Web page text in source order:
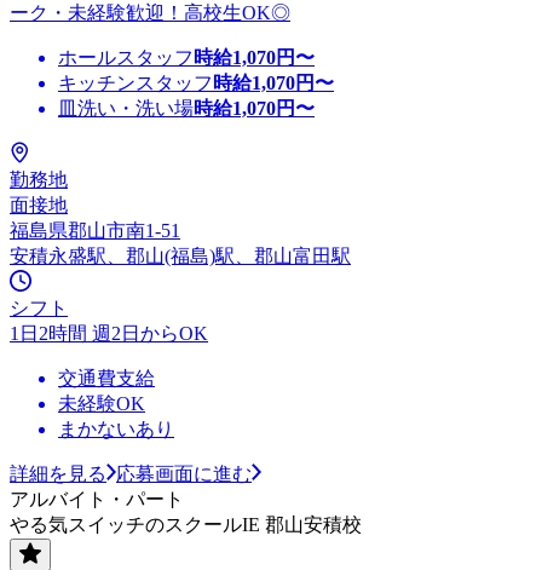
ーク・未経験歓迎！高校生OK◎
ホールスタッフ 時給1,070円〜
キッチンスタッフ 時給1,070円〜
皿洗い・洗い場時給1,070円〜
勤務地
面接地
福島県郡山市南1-51
安積永盛駅、郡山(福島)駅、郡山富田駅
シフト
1日2時間 週2日からOK
交通費支給
未経験OK
まかないあり
詳細を見る
応募画面に進む
アルバイト・パート
やる気スイッチのスクールIE 郡山安積校